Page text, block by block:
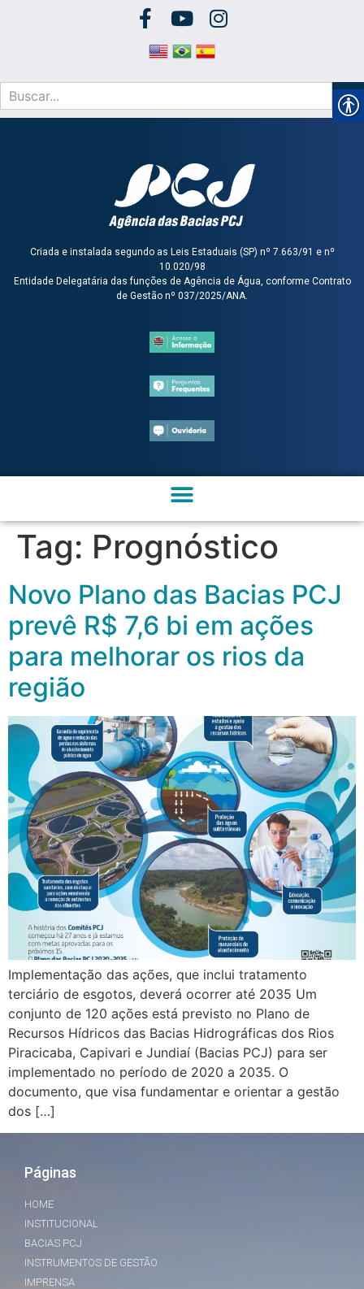
Criada e instalada segundo as Leis Estaduais (SP) nº 7.663/91 e nº
10.020/98
Entidade Delegatária das funções de Agência de Água, conforme Contrato
de Gestão nº 037/2025/ANA.
Tag: Prognóstico
Novo Plano das Bacias PCJ
prevê R$ 7,6 bi em ações
para melhorar os rios da
região
Implementação das ações, que inclui tratamento
terciário de esgotos, deverá ocorrer até 2035 Um
conjunto de 120 ações está previsto no Plano de
Recursos Hídricos das Bacias Hidrográficas dos Rios
Piracicaba, Capivari e Jundiaí (Bacias PCJ) para ser
implementado no período de 2020 a 2035. O
documento, que visa fundamentar e orientar a gestão
dos […]
Páginas
HOME
INSTITUCIONAL
BACIAS PCJ
INSTRUMENTOS DE GESTÃO
IMPRENSA